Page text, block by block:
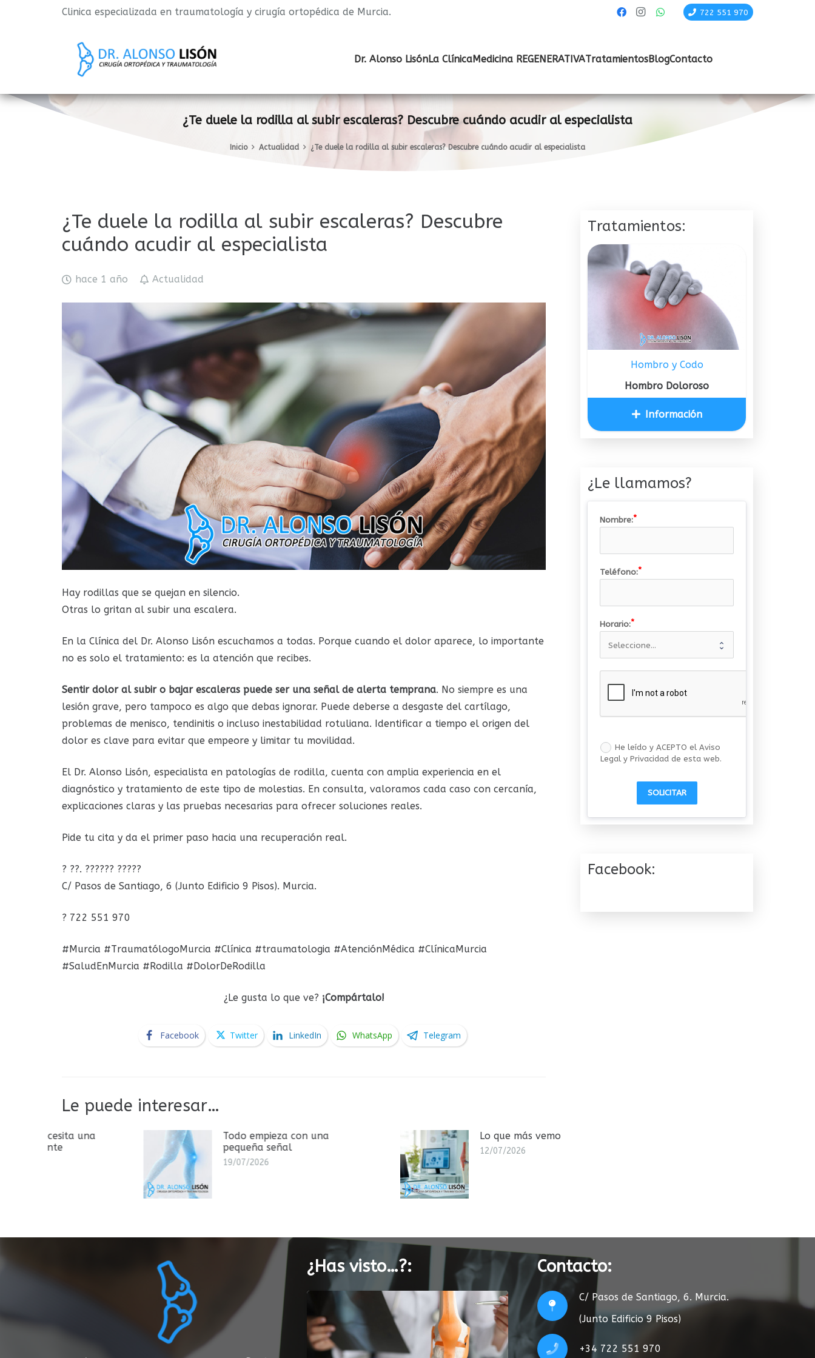
Clinica especializada en traumatología y cirugía ortopédica de Murcia. 722 551 970
Dr. Alonso LisónLa ClínicaMedicina REGENERATIVATratamientosBlogContacto
¿Te duele la rodilla al subir escaleras? Descubre cuándo acudir al especialista
Inicio Actualidad ¿Te duele la rodilla al subir escaleras? Descubre cuándo acudir al especialista
¿Te duele la rodilla al subir escaleras? Descubre
cuándo acudir al especialista
hace 1 año Actualidad
Hay rodillas que se quejan en silencio.
Otras lo gritan al subir una escalera.
En la Clínica del Dr. Alonso Lisón escuchamos a todas. Porque cuando el dolor aparece, lo importante
no es solo el tratamiento: es la atención que recibes.
Sentir dolor al subir o bajar escaleras puede ser una señal de alerta temprana. No siempre es una
lesión grave, pero tampoco es algo que debas ignorar. Puede deberse a desgaste del cartílago,
problemas de menisco, tendinitis o incluso inestabilidad rotuliana. Identificar a tiempo el origen del
dolor es clave para evitar que empeore y limitar tu movilidad.
El Dr. Alonso Lisón, especialista en patologías de rodilla, cuenta con amplia experiencia en el
diagnóstico y tratamiento de este tipo de molestias. En consulta, valoramos cada caso con cercanía,
explicaciones claras y las pruebas necesarias para ofrecer soluciones reales.
Pide tu cita y da el primer paso hacia una recuperación real.
? ??. ?????? ?????
C/ Pasos de Santiago, 6 (Junto Edificio 9 Pisos). Murcia.
? 722 551 970
#Murcia #TraumatólogoMurcia #Clínica #traumatologia #AtenciónMédica #ClínicaMurcia
#SaludEnMurcia #Rodilla #DolorDeRodilla
¿Le gusta lo que ve? ¡Compártalo!
Facebook Twitter LinkedIn WhatsApp Telegram
Le puede interesar…
Todo empieza con una
pequeña señal
19/07/2026
Lo que más vemos en consulta
12/07/2026
Tratamientos:
Hombro y Codo
Hombro Doloroso
Información
¿Le llamamos?
Nombre:
Teléfono:
Horario:
He leído y ACEPTO el Aviso
Legal y Privacidad de esta web.
SOLICITAR
Facebook:
¿Has visto…?: Contacto:
C/ Pasos de Santiago, 6. Murcia.
(Junto Edificio 9 Pisos)
+34 722 551 970